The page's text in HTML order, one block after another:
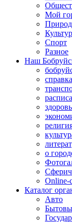
Мой
Спорт
Разное
Наш
справка
о
Online-
Каталог
Авто